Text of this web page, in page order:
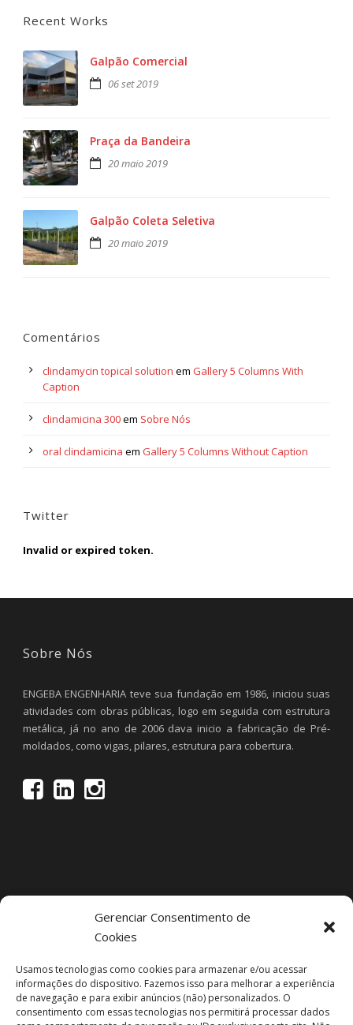
Gerenciar Consentimento de
Cookies
Usamos tecnologias como cookies para armazenar e/ou acessar
informações do dispositivo. Fazemos isso para melhorar a experiência
de navegação e para exibir anúncios (não) personalizados. O
consentimento com essas tecnologias nos permitirá processar dados
Recent Works
Galpão Comercial
06 set 2019
Praça da Bandeira
20 maio 2019
Galpão Coleta Seletiva
20 maio 2019
Comentários
clindamycin topical solution em Gallery 5 Columns With
Caption
clindamicina 300em Sobre Nós
oral clindamicina em Gallery 5 Columns Without Caption
Twitter
Invalid or expired token.
Sobre Nós
ENGEBA ENGENHARIA teve sua fundação em 1986, iniciou suas
atividades com obras públicas, logo em seguida com estrutura
metálica, já no ano de 2006 dava inicio a fabricação de Pré-
moldados, como vigas, pilares, estrutura para cobertura.